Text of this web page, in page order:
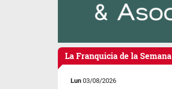
La Franquicia de la Semana
Lun 03/08/2026